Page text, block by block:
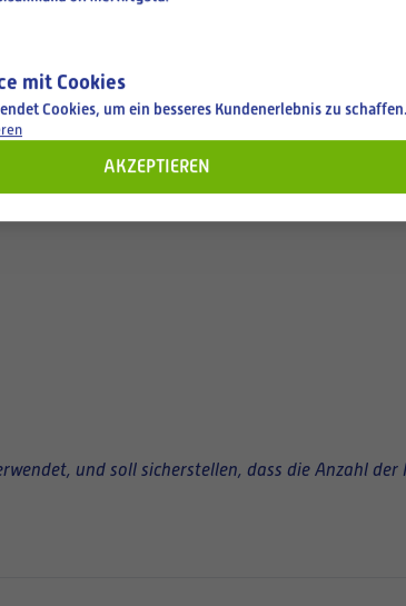
und soll sicherstellen, dass die Anzahl
mit Cookies
Cookies, um ein besseres Kundenerlebnis zu schaffen.
AKZEPTIEREN